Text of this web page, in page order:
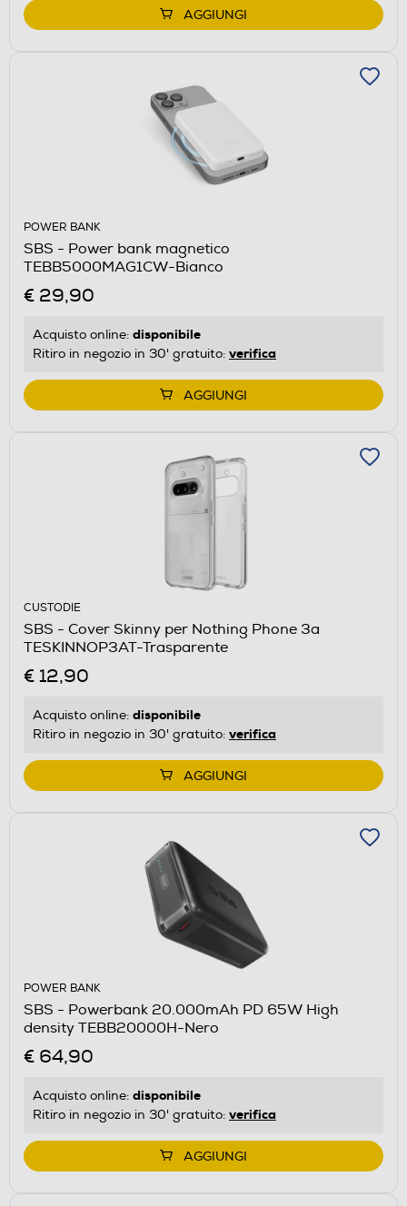
AGGIUNGI
POWER BANK
SBS - Power bank magnetico
TEBB5000MAG1CW-Bianco
€ 29,90
Acquisto online: disponibile
Ritiro in negozio in 30' gratuito: verifica
AGGIUNGI
CUSTODIE
SBS - Cover Skinny per Nothing Phone 3a
TESKINNOP3AT-Trasparente
€ 12,90
Acquisto online: disponibile
Ritiro in negozio in 30' gratuito: verifica
AGGIUNGI
POWER BANK
SBS - Powerbank 20.000mAh PD 65W High
density TEBB20000H-Nero
€ 64,90
Acquisto online: disponibile
Ritiro in negozio in 30' gratuito: verifica
AGGIUNGI